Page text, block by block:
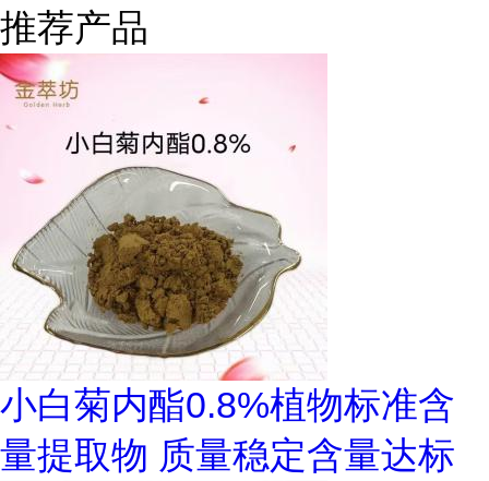
推荐产品
小白菊内酯0.8%植物标准含
量提取物 质量稳定含量达标